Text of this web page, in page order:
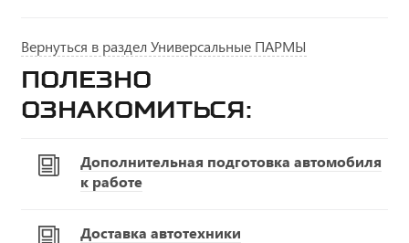
Вернуться в раздел Универсальные ПАРМЫ
Полезно
ознакомиться:
Дополнительная подготовка автомобиля
к работе
Доставка автотехники